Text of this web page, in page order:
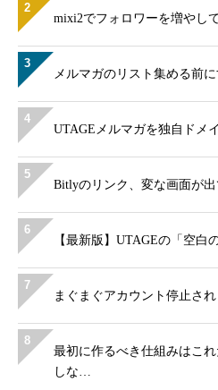
2
mixi2でフォロワーを増やし
3
メルマガのリスト集める前
4
UTAGEメルマガを独自ドメ
5
Bitlyのリンク、変な画面が
6
【最新版】UTAGEの「空
7
まぐまぐアカウント停止さ
8
最初に作るべき仕組みはこ
しな…